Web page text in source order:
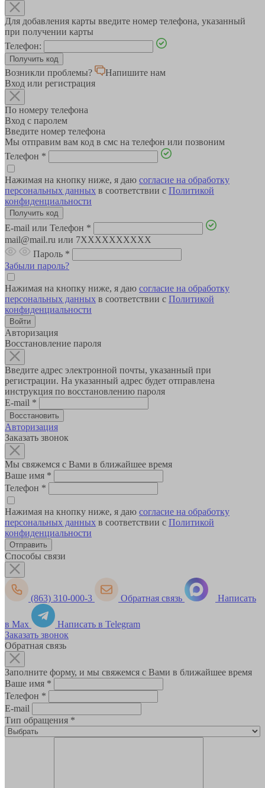
Для добавления карты введите номер телефона, указанный
при получении карты
Телефон:
Возникли проблемы?
Напишите нам
Вход или регистрация
По номеру телефона
Вход с паролем
Введите номер телефона
Мы отправим вам код в смс на телефон или позвоним
Телефон *
Нажимая на кнопку ниже, я даю согласие на обработку
персональных данных в соответствии с Политикой
конфиденциальности
E-mail или Телефон *
mail@mail.ru или 7XXXXXXXXXX
Пароль *
Забыли пароль?
Нажимая на кнопку ниже, я даю согласие на обработку
персональных данных в соответствии с Политикой
конфиденциальности
Авторизация
Восстановление пароля
Введите адрес электронной почты, указанный при
регистрации. На указанный адрес будет отправлена
инструкция по восстановлению пароля
E-mail *
Авторизация
Заказать звонок
Мы свяжемся с Вами в ближайшее время
Ваше имя *
Телефон *
Нажимая на кнопку ниже, я даю согласие на обработку
персональных данных в соответствии с Политикой
конфиденциальности
Способы связи
(863) 310-000-3 Обратная связь Написать
в Max
Написать в Telegram
Заказать звонок
Обратная связь
Заполните форму, и мы свяжемся с Вами в ближайшее время
Ваше имя *
Телефон *
E-mail
Тип обращения *